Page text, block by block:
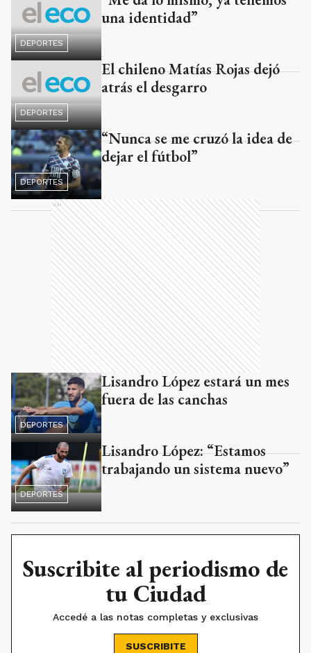
DEPORTES
una identidad”
DEPORTES
El chileno Matías Rojas dejó
atrás el desgarro
DEPORTES
“Nunca se me cruzó la idea de
dejar el fútbol”
Ads
DEPORTES
Lisandro López estará un mes
fuera de las canchas
DEPORTES
Lisandro López: “Estamos
trabajando un sistema nuevo”
Suscribite al periodismo de
tu Ciudad
Accedé a las notas completas y exclusivas
SUSCRIBITE